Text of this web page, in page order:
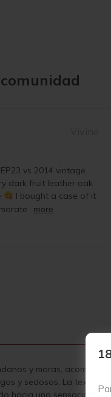
vs 2014 vintage.
dark fruit leather oak
I bought a case of it
more
y moras,
y sedosos. La textura
hacia una sensación